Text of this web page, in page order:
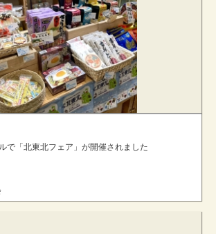
で「北東北フェア」が開催されました